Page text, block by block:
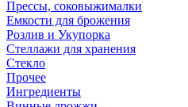
Прессы, соковыжималки
Емкости для брожения
Розлив и Укупорка
Стеллажи для хранения
Стекло
Прочее
Ингредиенты